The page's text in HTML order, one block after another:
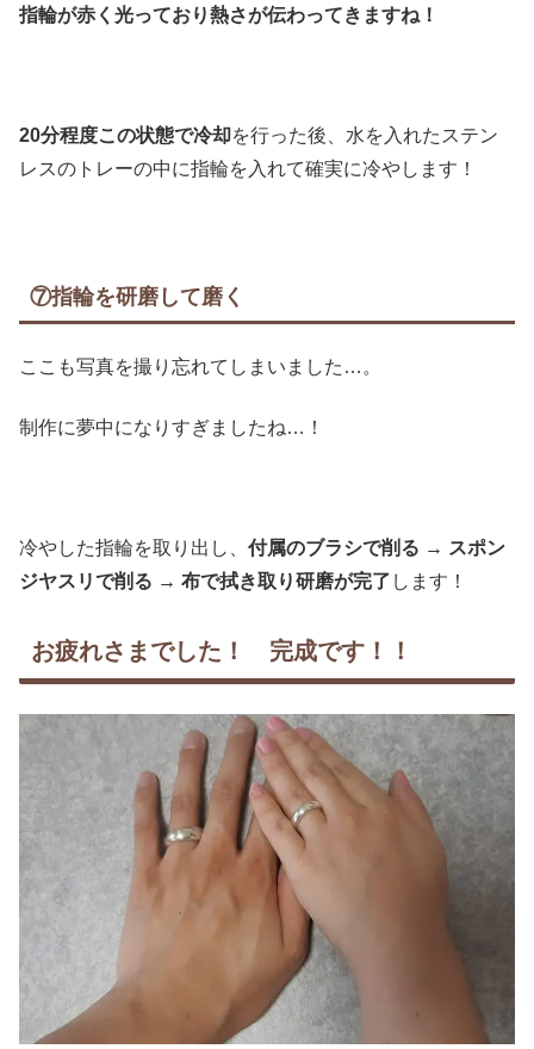
指輪が赤く光っており熱さが伝わってきますね！
20分程度この状態で冷却を行った後、水を入れたステン
レスのトレーの中に指輪を入れて確実に冷やします！
⑦指輪を研磨して磨く
ここも写真を撮り忘れてしまいました…。
制作に夢中になりすぎましたね…！
冷やした指輪を取り出し、 付属のブラシで削る → スポン
ジヤスリで削る → 布で拭き取り研磨が完了 します！
お疲れさまでした！ 完成です！！